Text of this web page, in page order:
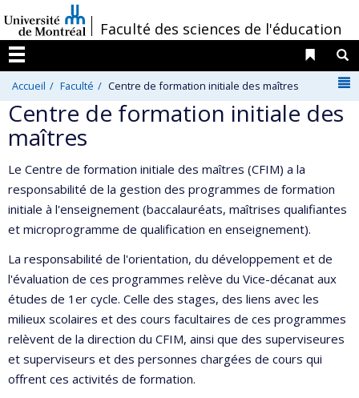
au
contenu
/Faculté des sciences de l'éducation
Menu
Liens
Accueil Faculté Centre de formation initiale des maîtres
Centre de formation initiale des
maîtres
Le Centre de formation initiale des maîtres (CFIM) a la
responsabilité de la gestion des programmes de formation
initiale à l'enseignement (baccalauréats, maîtrises qualifiantes
et microprogramme de qualification en enseignement).
La responsabilité de l'orientation, du développement et de
l'évaluation de ces programmes relève du Vice-décanat aux
études de 1er cycle. Celle des stages, des liens avec les
milieux scolaires et des cours facultaires de ces programmes
relèvent de la direction du CFIM, ainsi que des superviseures
et superviseurs et des personnes chargées de cours qui
offrent ces activités de formation.